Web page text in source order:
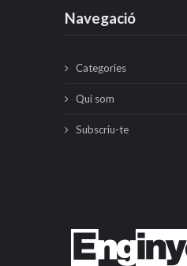
Navegació
Categories
Qui som
Subscriu-te